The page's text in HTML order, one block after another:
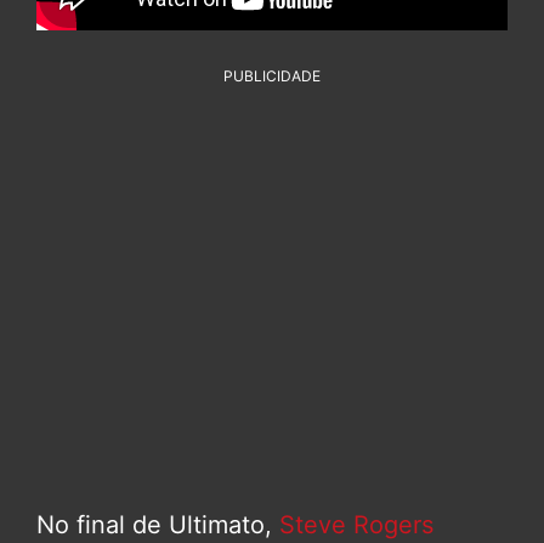
PUBLICIDADE
No final de Ultimato, Steve Rogers